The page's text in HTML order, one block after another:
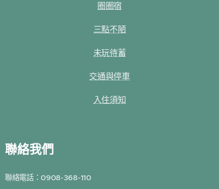
圈圈宿
三點不陋
未玩待蓄
交通與停車
入住須知
聯絡我們
聯絡電話：0908-368-110